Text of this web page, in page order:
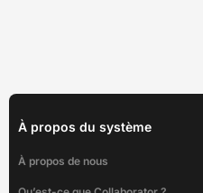
À propos du système
À propos de nous